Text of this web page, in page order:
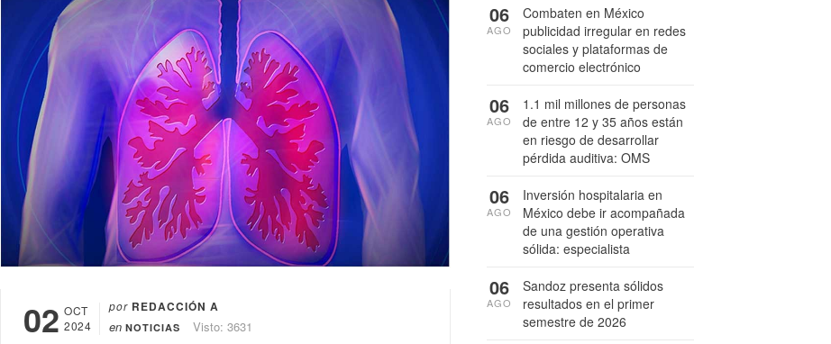
02 OCT
2024
por REDACCIÓN A
en NOTICIAS Visto: 3631
Combaten en México
publicidad irregular en redes
sociales y plataformas de
comercio electrónico
06
AGO
1.1 mil millones de personas
de entre 12 y 35 años están
en riesgo de desarrollar
pérdida auditiva: OMS
06
AGO
Inversión hospitalaria en
México debe ir acompañada
de una gestión operativa
sólida: especialista
06
AGO
Sandoz presenta sólidos
resultados en el primer
semestre de 2026
06
AGO